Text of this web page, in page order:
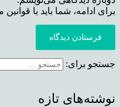
برای ادامه، شما باید با
فرستادن دیدگاه
جستجو برای:
نوشته‌های تازه